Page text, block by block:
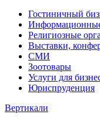
Гостиничный
Религиозные
Выставки,
СМИ
Зоотовары
Услуги для
Юриспруденция
Вертикали